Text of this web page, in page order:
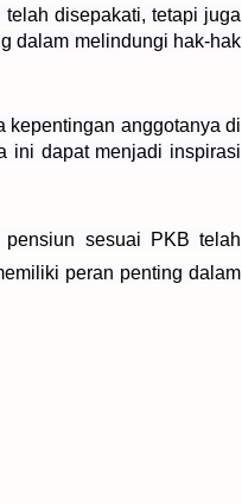
disepakati, tetapi juga
dalam melindungi hak-hak
kepentingan anggotanya di
ini dapat menjadi inspirasi
sesuai PKB telah
peran penting dalam